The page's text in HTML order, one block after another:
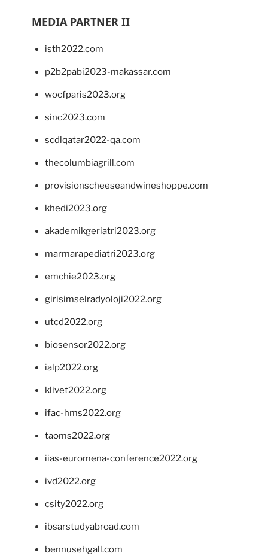
MEDIA PARTNER II
isth2022.com
p2b2pabi2023-makassar.com
wocfparis2023.org
sinc2023.com
scdlqatar2022-qa.com
thecolumbiagrill.com
provisionscheeseandwineshoppe.com
khedi2023.org
akademikgeriatri2023.org
marmarapediatri2023.org
emchie2023.org
girisimselradyoloji2022.org
utcd2022.org
biosensor2022.org
ialp2022.org
klivet2022.org
ifac-hms2022.org
taoms2022.org
iias-euromena-conference2022.org
ivd2022.org
csity2022.org
ibsarstudyabroad.com
bennusehgall.com